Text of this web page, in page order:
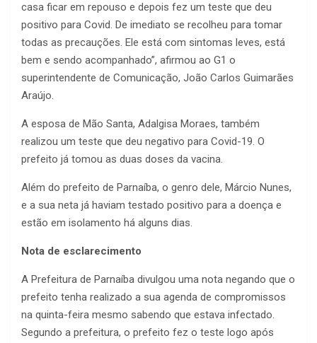
casa ficar em repouso e depois fez um teste que deu
positivo para Covid. De imediato se recolheu para tomar
todas as precauções. Ele está com sintomas leves, está
bem e sendo acompanhado”, afirmou ao G1 o
superintendente de Comunicação, João Carlos Guimarães
Araújo.
A esposa de Mão Santa, Adalgisa Moraes, também
realizou um teste que deu negativo para Covid-19. O
prefeito já tomou as duas doses da vacina.
Além do prefeito de Parnaíba, o genro dele, Márcio Nunes,
e a sua neta já haviam testado positivo para a doença e
estão em isolamento há alguns dias.
Nota de esclarecimento
A Prefeitura de Parnaíba divulgou uma nota negando que o
prefeito tenha realizado a sua agenda de compromissos
na quinta-feira mesmo sabendo que estava infectado.
Segundo a prefeitura, o prefeito fez o teste logo após